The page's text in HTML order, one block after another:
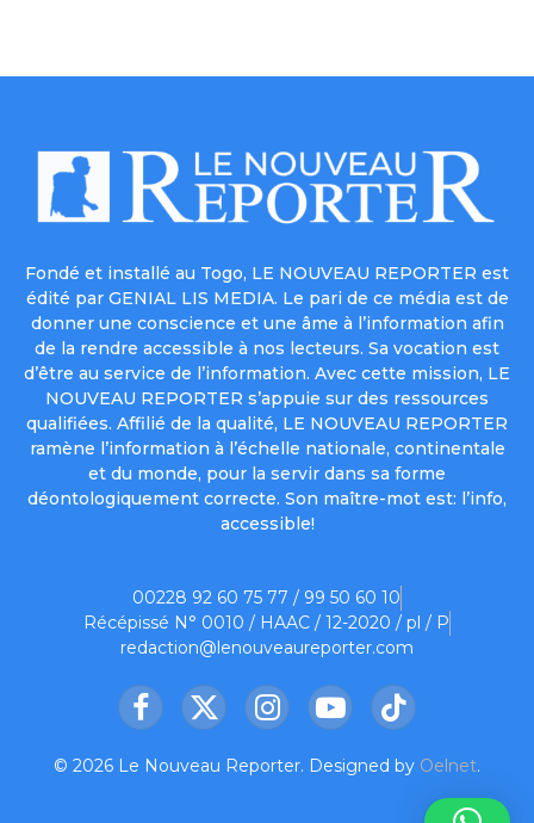
Fondé et installé au Togo, LE NOUVEAU REPORTER est
édité par GENIAL LIS MEDIA. Le pari de ce média est de
donner une conscience et une âme à l’information afin
de la rendre accessible à nos lecteurs. Sa vocation est
d’être au service de l’information. Avec cette mission, LE
NOUVEAU REPORTER s’appuie sur des ressources
qualifiées. Affilié de la qualité, LE NOUVEAU REPORTER
ramène l’information à l’échelle nationale, continentale
et du monde, pour la servir dans sa forme
déontologiquement correcte. Son maître-mot est: l’info,
accessible!
00228 92 60 75 77 / 99 50 60 10
Récépissé N° 0010 / HAAC / 12-2020 / pl / P
redaction@lenouveaureporter.com
Facebook
X
InstagramYouTubeTikTok
© 2026 Le Nouveau Reporter. Designed by Oelnet.